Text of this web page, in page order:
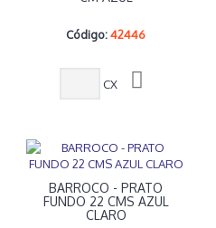
Código:42446
CX
BARROCO - PRATO
FUNDO 22 CMS AZUL
CLARO